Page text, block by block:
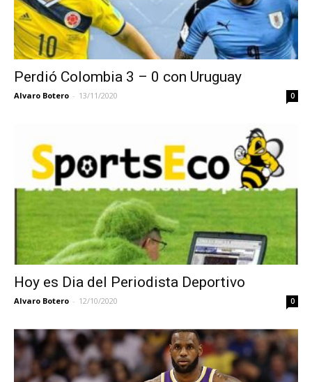
Perdió Colombia 3 – 0 con Uruguay
Alvaro Botero - 13/11/2020 0
Hoy es Dia del Periodista Deportivo
Alvaro Botero - 12/10/2020 0